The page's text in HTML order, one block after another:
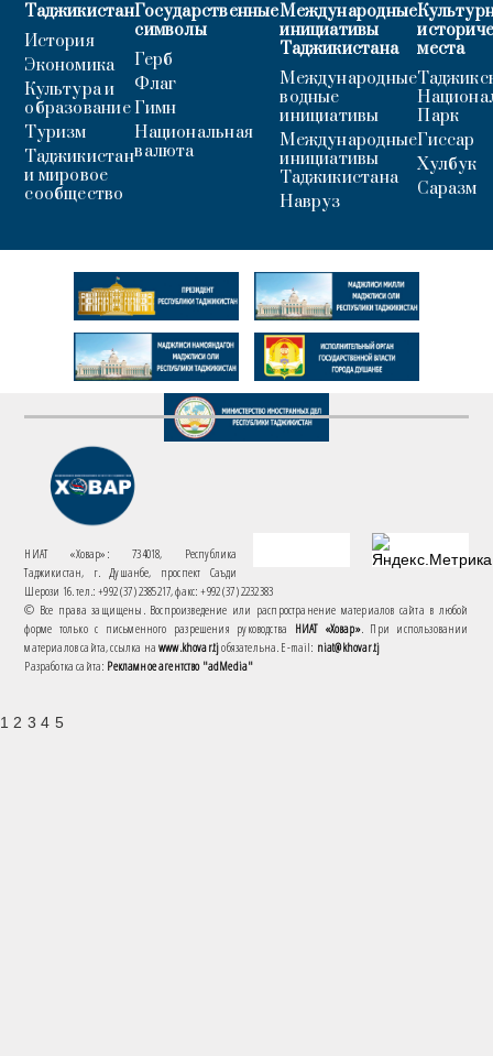
Таджикистан
История
Экономика
Культура и
образование
Туризм
Таджикистан
и мировое
сообщество
Государственные
символы
Герб
Флаг
Гимн
Национальная
валюта
Международные
инициативы
Таджикистана
Международные
водные
инициативы
Международные
инициативы
Таджикистана
Навруз
места
Парк
Гиссар
Хулбук
Саразм
НИАТ «Ховар»: 734018, Республика
Таджикистан, г. Душанбе, проспект Саъди
Шерози 16. тел.: +992 (37) 2385217, факс: +992 (37) 2232383
© Все права защищены. Воспроизведение или распространение материалов сайта в любой
форме только с письменного разрешения руководства НИАТ «Ховар». При использовании
материалов сайта, ссылка наwww.khovar.tjобязательна. E-mail: niat@khovar.tj
Разработка сайта: Рекламное агентство "adMedia"
1 2 3 4 5